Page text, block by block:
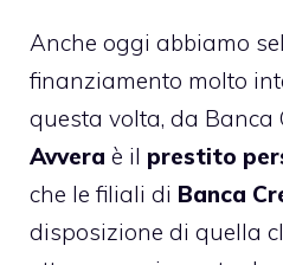
Anche oggi abbiamo
finanziamento molto
questa volta, da Banca
Avvera è il prestito
che le filiali di Banca
disposizione di quella